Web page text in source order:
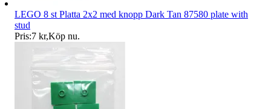
LEGO 8 st Platta 2x2 med knopp Dark Tan 87580 plate with
stud
Pris:7 kr,Köp nu.